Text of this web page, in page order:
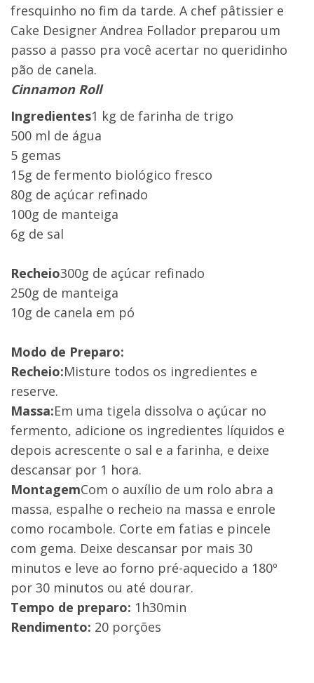
fresquinho no fim da tarde. A chef pâtissier e
Cake Designer Andrea Follador preparou um
passo a passo pra você acertar no queridinho
pão de canela.
Cinnamon Roll
Ingredientes1 kg de farinha de trigo
500 ml de água
5 gemas
15g de fermento biológico fresco
80g de açúcar refinado
100g de manteiga
6g de sal
Recheio300g de açúcar refinado
250g de manteiga
10g de canela em pó
Modo de Preparo:
Recheio:Misture todos os ingredientes e
reserve.
Massa:Em uma tigela dissolva o açúcar no
fermento, adicione os ingredientes líquidos e
depois acrescente o sal e a farinha, e deixe
descansar por 1 hora.
MontagemCom o auxílio de um rolo abra a
massa, espalhe o recheio na massa e enrole
como rocambole. Corte em fatias e pincele
com gema. Deixe descansar por mais 30
minutos e leve ao forno pré-aquecido a 180º
por 30 minutos ou até dourar.
Tempo de preparo: 1h30min
Rendimento: 20 porções